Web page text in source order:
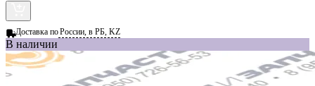
Доставка поРоссии, в РБ, KZ
В наличии